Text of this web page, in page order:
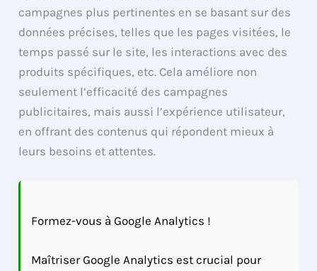
campagnes plus pertinentes en se basant sur des
données précises, telles que les pages visitées, le
temps passé sur le site, les interactions avec des
produits spécifiques, etc. Cela améliore non
seulement l’efficacité des campagnes
publicitaires, mais aussi l’expérience utilisateur,
en offrant des contenus qui répondent mieux à
leurs besoins et attentes.
Formez-vous à Google Analytics !
Maîtriser Google Analytics est crucial pour